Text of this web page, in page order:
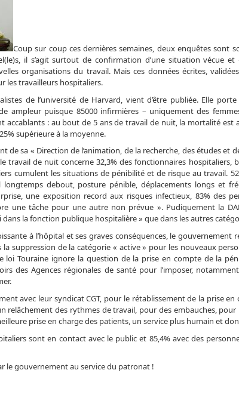
Coup sur coup ces dernières semaines, deux enquêtes sont
il s’agit surtout de confirmation d’une situation vécue et
organisations du travail. Mais ces données écrites,
les travailleurs hospitaliers.
de l’université de Harvard, vient d’être publiée. Elle
ampleur puisque 85000 infirmières – uniquement des
accablants : au bout de 5 ans de travail de nuit, la mortalité est
supérieure à la moyenne.
de sa « Direction de l’animation, de la recherche, des études et
de nuit concerne 32,3% des fonctionnaires hospitaliers,
cumulent les situations de pénibilité et de risque au travail.
debout, posture pénible, déplacements longs et
une exposition record aux risques infectieux, 83% des
une tâche pour une autre non prévue ». Pudiquement la
la fonction publique hospitalière » que dans les autres
à l’hôpital et ses graves conséquences, le gouvernement
suppression de la catégorie « active » pour les nouveaux
loi Touraine ignore la question de la prise en compte de la
des Agences régionales de santé pour l’imposer,
avec leur syndicat CGT, pour le rétablissement de la prise
relâchement des rythmes de travail, pour des embauches,
prise en charge des patients, un service plus humain et
sont en contact avec le public et 85,4% avec des
le gouvernement au service du patronat !